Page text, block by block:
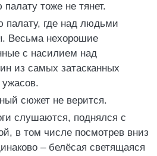
тоже не тянет.
палату, где над людьми
Весьма нехорошие
с насилием над
из самых затасканных
сюжет не верится.
слушаются, поднялся с
в том числе посмотрев вниз
– белёсая светящаяся